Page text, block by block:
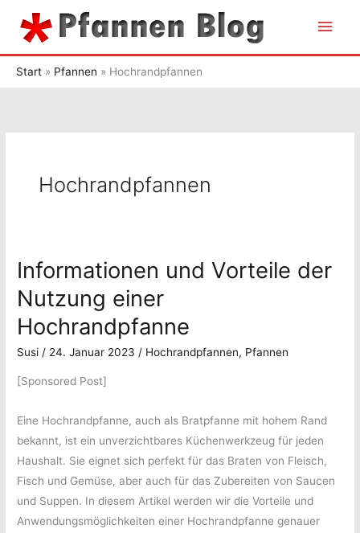
Inhalt
Start Pfannen Hochrandpfannen
Hochrandpfannen
Informationen und Vorteile der
Nutzung einer
Hochrandpfanne
Susi / 24. Januar 2023 / Hochrandpfannen, Pfannen
[Sponsored Post]
Eine Hochrandpfanne, auch als Bratpfanne mit hohem Rand
bekannt, ist ein unverzichtbares Küchenwerkzeug für jeden
Haushalt. Sie eignet sich perfekt für das Braten von Fleisch,
Fisch und Gemüse, aber auch für das Zubereiten von Saucen
und Suppen. In diesem Artikel werden wir die Vorteile und
Anwendungsmöglichkeiten einer Hochrandpfanne genauer